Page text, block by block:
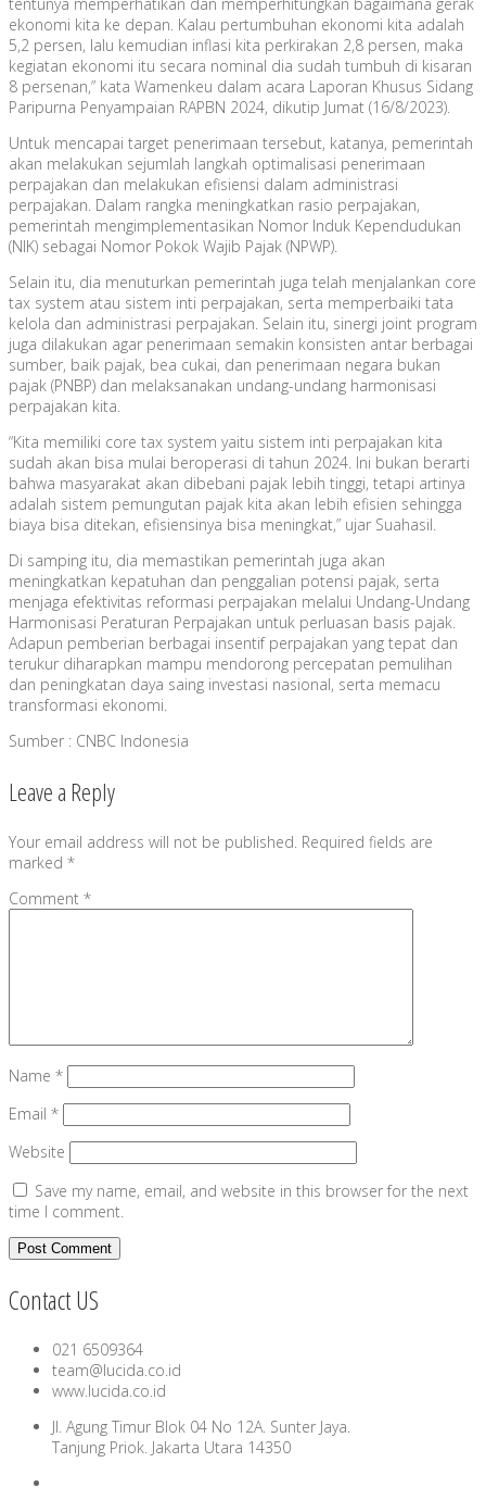
ekonomi kita ke depan. Kalau pertumbuhan ekonomi kita adalah
5,2 persen, lalu kemudian inflasi kita perkirakan 2,8 persen, maka
kegiatan ekonomi itu secara nominal dia sudah tumbuh di kisaran
8 persenan,” kata Wamenkeu dalam acara Laporan Khusus Sidang
Paripurna Penyampaian RAPBN 2024, dikutip Jumat (16/8/2023).
Untuk mencapai target penerimaan tersebut, katanya, pemerintah
akan melakukan sejumlah langkah optimalisasi penerimaan
perpajakan dan melakukan efisiensi dalam administrasi
perpajakan. Dalam rangka meningkatkan rasio perpajakan,
pemerintah mengimplementasikan Nomor Induk Kependudukan
(NIK) sebagai Nomor Pokok Wajib Pajak (NPWP).
Selain itu, dia menuturkan pemerintah juga telah menjalankan core
tax system atau sistem inti perpajakan, serta memperbaiki tata
kelola dan administrasi perpajakan. Selain itu, sinergi joint program
juga dilakukan agar penerimaan semakin konsisten antar berbagai
sumber, baik pajak, bea cukai, dan penerimaan negara bukan
pajak (PNBP) dan melaksanakan undang-undang harmonisasi
perpajakan kita.
“Kita memiliki core tax system yaitu sistem inti perpajakan kita
sudah akan bisa mulai beroperasi di tahun 2024. Ini bukan berarti
bahwa masyarakat akan dibebani pajak lebih tinggi, tetapi artinya
adalah sistem pemungutan pajak kita akan lebih efisien sehingga
biaya bisa ditekan, efisiensinya bisa meningkat,” ujar Suahasil.
Di samping itu, dia memastikan pemerintah juga akan
meningkatkan kepatuhan dan penggalian potensi pajak, serta
menjaga efektivitas reformasi perpajakan melalui Undang-Undang
Harmonisasi Peraturan Perpajakan untuk perluasan basis pajak.
Adapun pemberian berbagai insentif perpajakan yang tepat dan
terukur diharapkan mampu mendorong percepatan pemulihan
dan peningkatan daya saing investasi nasional, serta memacu
transformasi ekonomi.
Sumber : CNBC Indonesia
Leave a Reply
Your email address will not be published. Required fields are
marked *
Comment *
Name *
Email *
Website
Save my name, email, and website in this browser for the next
time I comment.
Contact US
021 6509364
team@lucida.co.id
www.lucida.co.id
Jl. Agung Timur Blok 04 No 12A. Sunter Jaya.
Tanjung Priok. Jakarta Utara 14350